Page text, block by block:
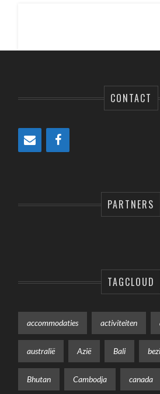
CONTACT
PARTNERS
TAGCLOUD
accommodaties activiteiten
australië Azië Bali
Bhutan Cambodja canada